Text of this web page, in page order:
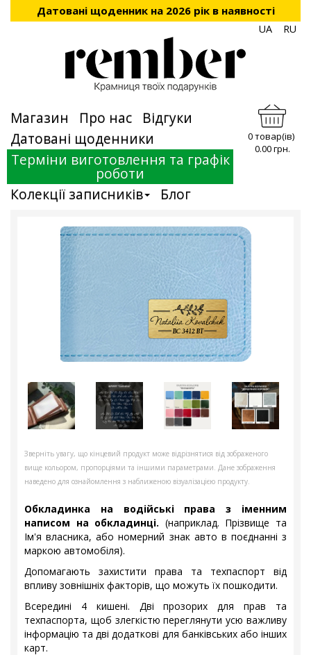
Датовані щоденник на 2026 рік в наявності
UA RU
Магазин Про нас
Відгуки
Датовані щоденники
Терміни виготовлення та графік
роботи
Колекції записників
Блог
0 товар(ів)
0.00 грн.
Зверніть увагу, що кінцевий продукт може відрізнятися від зображеного
вище кольором, пропорціями та іншими параметрами. Дане зображення
наведено для ознайомлення з наближеною візуалізацією продукту.
Обкладинка на водійські права з іменним
написом на обкладинці. (наприклад. Прізвище та
Ім'я власника, або номерний знак авто в поєднанні з
маркою автомобіля).
Допомагають захистити права та техпаспорт від
впливу зовнішніх факторів, що можуть їх пошкодити.
Всередині 4 кишені. Дві прозорих для прав та
техпаспорта, щоб злегкістю переглянути усю важливу
інформацію та дві додаткові для банківських або інших
карт.